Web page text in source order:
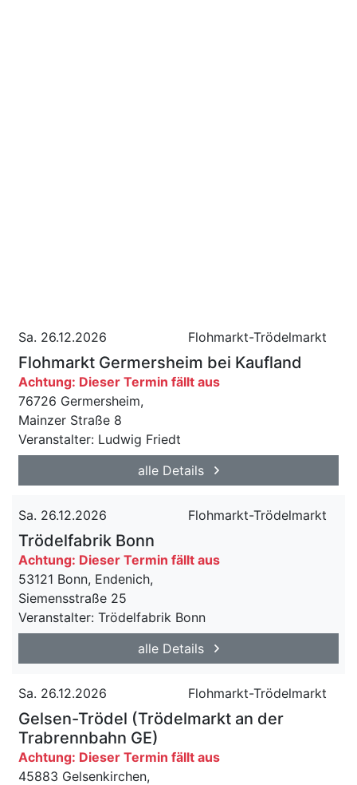
Sa. 26.12.2026 Flohmarkt-Trödelmarkt
Flohmarkt Germersheim bei Kaufland
Achtung: Dieser Termin fällt aus
76726 Germersheim,
Mainzer Straße 8
Veranstalter: Ludwig Friedt
alle Details
Sa. 26.12.2026 Flohmarkt-Trödelmarkt
Trödelfabrik Bonn
Achtung: Dieser Termin fällt aus
53121 Bonn, Endenich,
Siemensstraße 25
Veranstalter: Trödelfabrik Bonn
alle Details
Sa. 26.12.2026 Flohmarkt-Trödelmarkt
Gelsen-Trödel (Trödelmarkt an der
Trabrennbahn GE)
Achtung: Dieser Termin fällt aus
45883 Gelsenkirchen,